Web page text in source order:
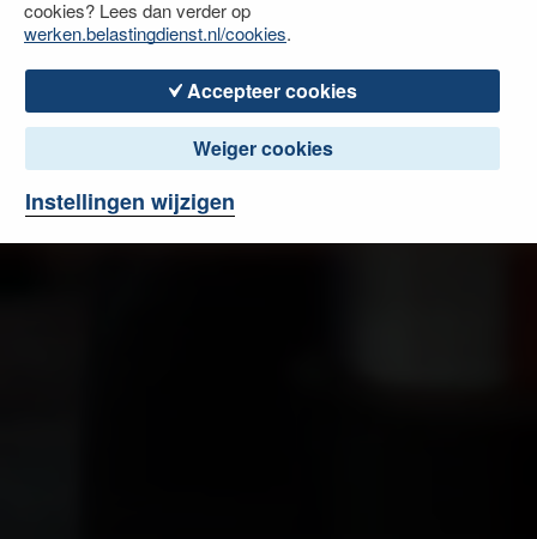
cookies? Lees dan verder op
werken.belastingdienst.nl/cookies.
Accepteer cookies
Weiger cookies
Instellingen wijzigen